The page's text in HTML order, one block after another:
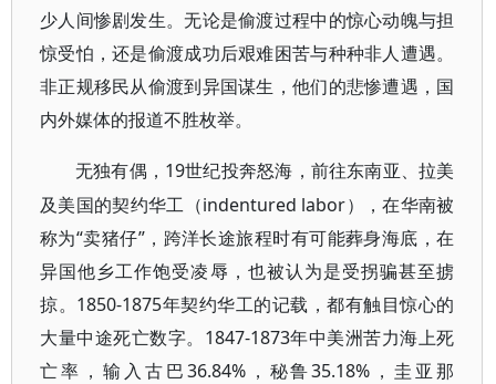
少人间惨剧发生。无论是偷渡过程中的惊心动魄与担
惊受怕，还是偷渡成功后艰难困苦与种种非人遭遇。
非正规移民从偷渡到异国谋生，他们的悲惨遭遇，国
内外媒体的报道不胜枚举。
无独有偶， 19世纪投奔怒海，前往东南亚、拉美
及美国的契约华工（indentured labor），在华南被
称为“卖猪仔”，跨洋长途旅程时有可能葬身海底，在
异国他乡工作饱受凌辱，也被认为是受拐骗甚至掳
掠。1850-1875年契约华工的记载，都有触目惊心的
大量中途死亡数字。1847-1873年中美洲苦力海上死
亡率，输入古巴36.84%，秘鲁35.18%，圭亚那